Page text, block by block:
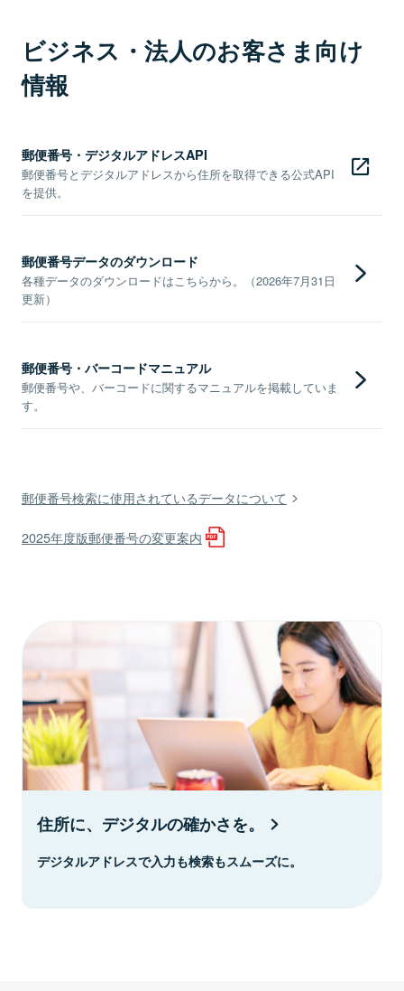
ビジネス・法人のお客さま向け
情報
郵便番号・デジタルアドレスAPI
郵便番号とデジタルアドレスから住所を取得できる公式API
を提供。
郵便番号データのダウンロード
各種データのダウンロードはこちらから。（2026年7月31日
更新）
郵便番号・バーコードマニュアル
郵便番号や、バーコードに関するマニュアルを掲載していま
す。
郵便番号検索に使用されているデータについて
2025年度版郵便番号の変更案内
住所に、デジタルの確かさを。
デジタルアドレスで入力も検索もスムーズに。